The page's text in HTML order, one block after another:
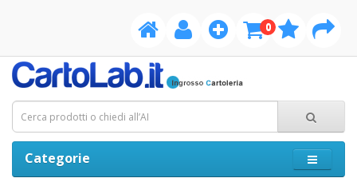
0
Categorie